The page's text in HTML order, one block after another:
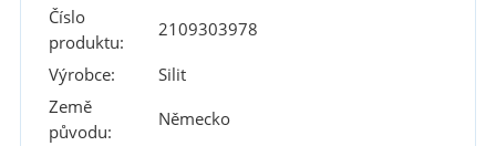
Číslo
produktu:
2109303978
Výrobce:
Silit
Země
původu:
Německo